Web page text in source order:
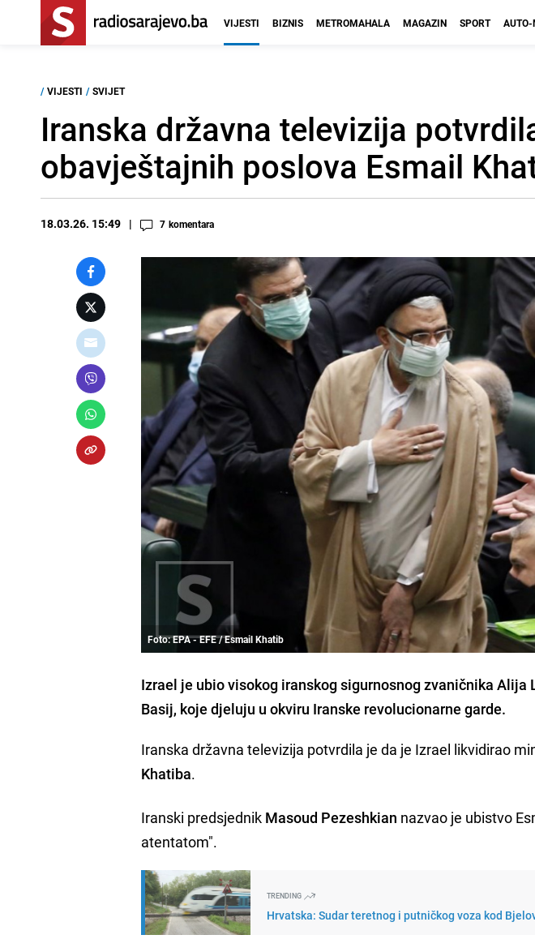
VIJESTI BIZNIS METROMAHALA MAGAZIN SPORT AUTO-
/ VIJESTI / SVIJET
Iranska državna televizija
obavještajnih poslova Esmail
18.03.26. 15:49 7 komentara
Foto: EPA - EFE / Esmail Khatib
Izrael je ubio visokog iranskog sigurnosnog zvaničnika
Basij, koje djeluju u okviru Iranske revolucionarne garde.
Iranska državna televizija potvrdila je da je Izrael likvidirao
Khatiba.
Iranski predsjednik Masoud Pezeshkian nazvao je ubistvo
atentatom".
TRENDING
Hrvatska: Sudar teretnog i putničkog voza kod